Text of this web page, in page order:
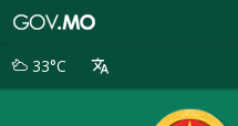
別
33°C